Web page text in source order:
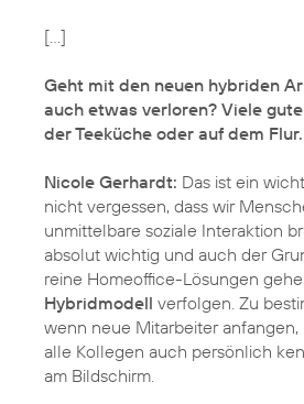
[…]
Geht mit den neuen hybriden
auch etwas verloren? Viele
der Teeküche oder auf dem Flur.
Nicole Gerhardt: Das ist ein
nicht vergessen, dass wir
unmittelbare soziale Interaktion
absolut wichtig und auch der
reine Homeoffice-Lösungen
Hybridmodell verfolgen. Zu
wenn neue Mitarbeiter anfangen,
alle Kollegen auch persönlich
am Bildschirm.